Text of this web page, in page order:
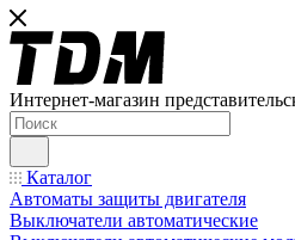
Интернет-магазин
Каталог
Автоматы защиты двигателя
Выключатели автоматические